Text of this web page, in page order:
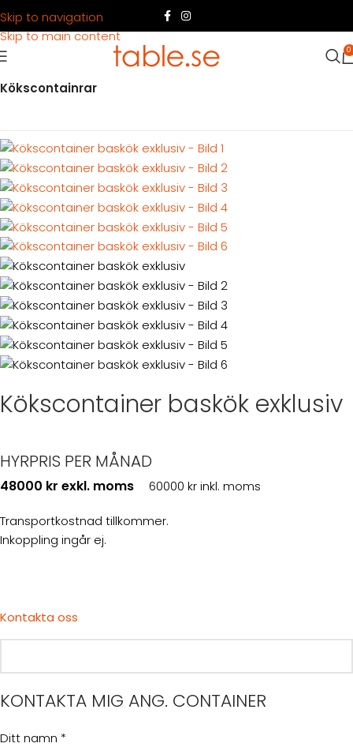
Skip to navigation
Skip to main content
0
Container Hyra container
Kökscontainrar
Kökscontainer baskök exklusiv
HYRPRIS PER MÅNAD
48000 kr exkl. moms 60000 kr inkl. moms
Transportkostnad tillkommer.
Inkoppling ingår ej.
Kontakta oss
KONTAKTA MIG ANG. CONTAINER
Ditt namn *